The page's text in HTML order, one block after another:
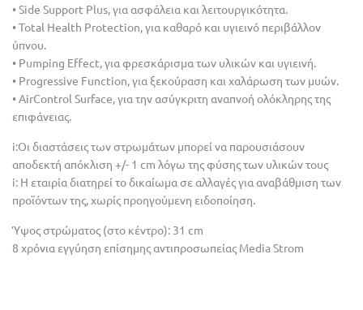
• Side Support Plus, για ασφάλεια και λειτουργικότητα.
• Total Health Protection, για καθαρό και υγιεινό περιβάλλον
ύπνου.
• Pumping Effect, για φρεσκάρισμα των υλικών και υγιεινή.
• Progressive Function, για ξεκούραση και χαλάρωση των μυών.
• AirControl Surface, για την ασύγκριτη αναπνοή ολόκληρης της
επιφάνειας.
i:Οι διαστάσεις των στρωμάτων μπορεί να παρουσιάσουν
αποδεκτή απόκλιση +/- 1 cm λόγω της φύσης των υλικών τους
i: Η εταιρία διατηρεί το δικαίωμα σε αλλαγές για αναβάθμιση των
προϊόντων της, χωρίς προηγούμενη ειδοποίηση.
Ύψος στρώματος (στο κέντρο): 31 cm
8 χρόνια εγγύηση επίσημης αντιπροσωπείας Media Strom